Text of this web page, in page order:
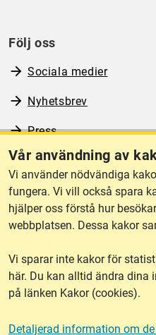
Vår användning av
Vi använder nödvändiga
fungera. Vi vill också spara
hjälper oss förstå hur
webbplatsen. Dessa kakor
Vi sparar inte kakor för
här. Du kan alltid ändra dina
på länken Kakor (cookies).
Detaljerad information om
Följ oss
Sociala medier
Nyhetsbrev
Press
RSS
Om webbplatsen
Tillgänglighet
Other languages